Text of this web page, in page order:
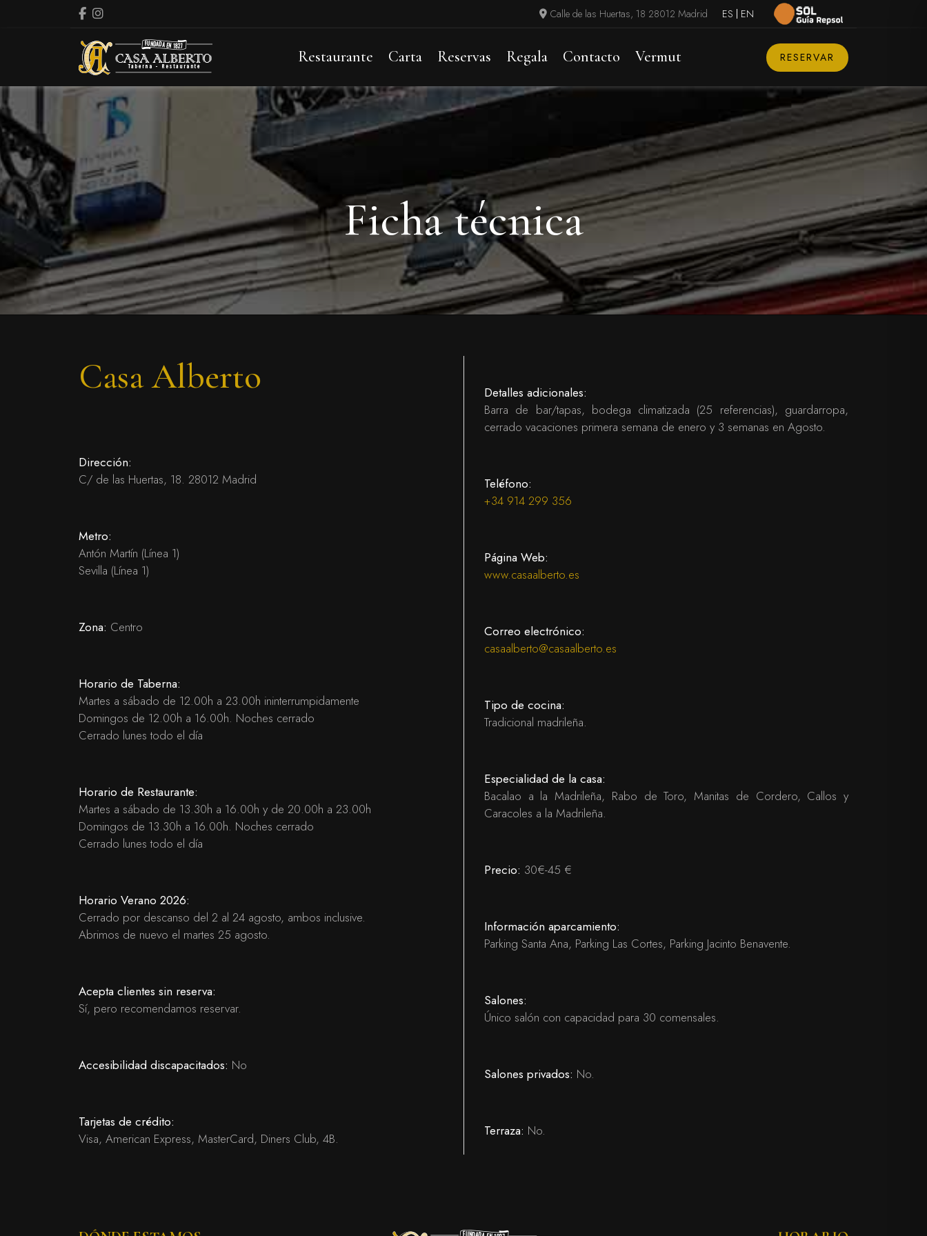
Facebook
Calle de las Huertas, 18 28012 Madrid ES EN
Restaurante Carta Reservas Regala Contacto Vermut RESERVAR
Ficha técnica
Casa Alberto
Dirección:
C/ de las Huertas, 18. 28012 Madrid
Metro:
Antón Martín (Línea 1)
Sevilla (Línea 1)
Zona: Centro
Horario de Taberna:
Martes a sábado de 12.00h a 23.00h ininterrumpidamente
Domingos de 12.00h a 16.00h. Noches cerrado
Cerrado lunes todo el día
Horario de Restaurante:
Martes a sábado de 13.30h a 16.00h y de 20.00h a 23.00h
Domingos de 13.30h a 16.00h. Noches cerrado
Cerrado lunes todo el día
Horario Verano 2026:
Cerrado por descanso del 2 al 24 agosto, ambos inclusive.
Abrimos de nuevo el martes 25 agosto.
Acepta clientes sin reserva:
Sí, pero recomendamos reservar.
Accesibilidad discapacitados: No
Tarjetas de crédito:
Visa, American Express, MasterCard, Diners Club, 4B.
Detalles adicionales:
Barra de bar/tapas, bodega climatizada (25 referencias), guardarropa,
cerrado vacaciones primera semana de enero y 3 semanas en Agosto.
Teléfono:
+34 914 299 356
Página Web:
www.casaalberto.es
Correo electrónico:
casaalberto@casaalberto.es
Tipo de cocina:
Tradicional madrileña.
Especialidad de la casa:
Bacalao a la Madrileña, Rabo de Toro, Manitas de Cordero, Callos y
Caracoles a la Madrileña.
Precio: 30€-45 €
Información aparcamiento:
Parking Santa Ana, Parking Las Cortes, Parking Jacinto Benavente.
Salones:
Único salón con capacidad para 30 comensales.
Salones privados: No.
Terraza: No.